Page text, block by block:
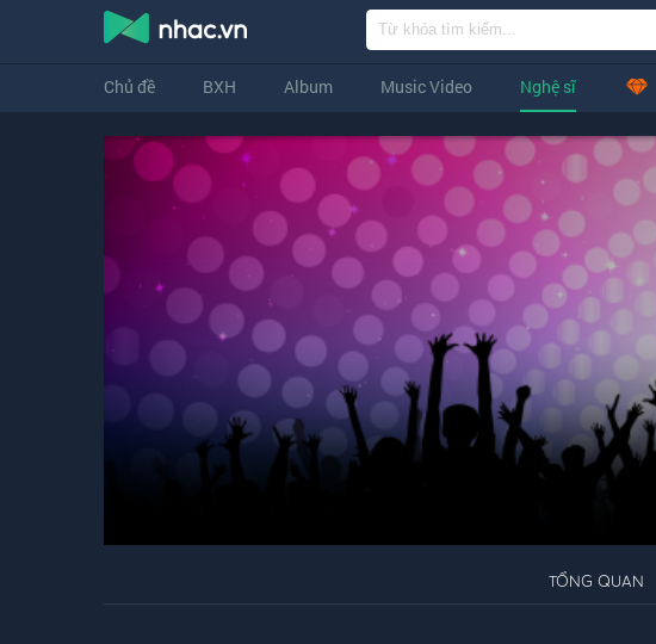
Chủ đề BXH Album Music Video Nghệ sĩ
TỔNG QUAN